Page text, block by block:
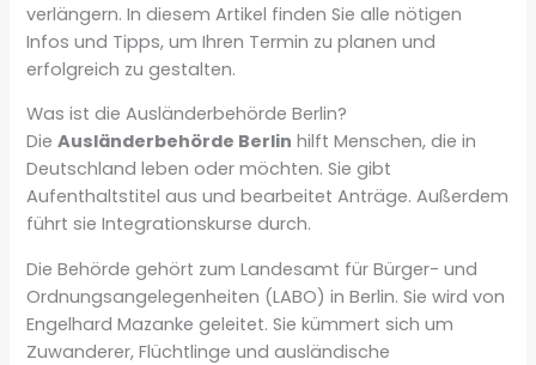
verlängern. In diesem Artikel finden Sie alle nötigen
Infos und Tipps, um Ihren Termin zu planen und
erfolgreich zu gestalten.
Was ist die Ausländerbehörde Berlin?
DieAusländerbehörde Berlin hilft Menschen, die in
Deutschland leben oder möchten. Sie gibt
Aufenthaltstitel aus und bearbeitet Anträge. Außerdem
führt sie Integrationskurse durch.
Die Behörde gehört zum Landesamt für Bürger- und
Ordnungsangelegenheiten (LABO) in Berlin. Sie wird von
Engelhard Mazanke geleitet. Sie kümmert sich um
Zuwanderer, Flüchtlinge und ausländische